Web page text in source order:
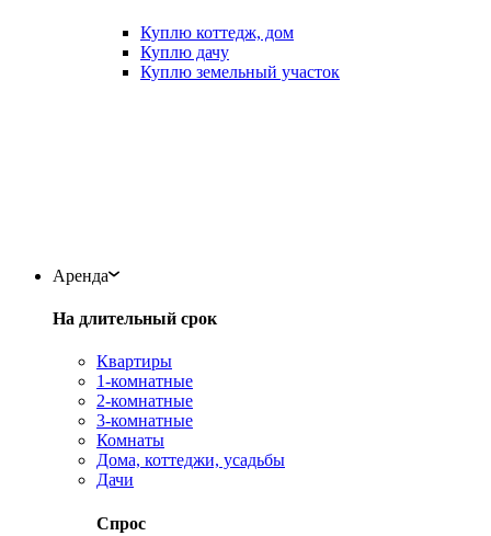
Куплю коттедж, дом
Куплю дачу
Куплю земельный участок
Аренда
На длительный срок
Квартиры
1-комнатные
2-комнатные
3-комнатные
Комнаты
Дома, коттеджи, усадьбы
Дачи
Спрос